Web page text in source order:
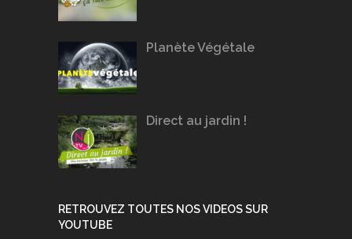
Planète Végétale
Direct au jardin !
RETROUVEZ TOUTES NOS VIDEOS SUR
YOUTUBE